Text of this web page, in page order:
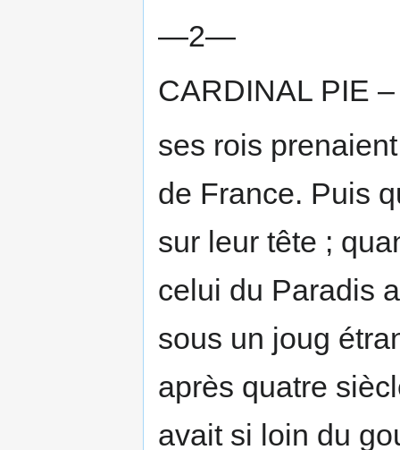
—2—
CARDINAL PIE
ses rois
de France. Puis
sur leur tête ;
celui du Paradis
sous un joug
après quatre
avait si loin du